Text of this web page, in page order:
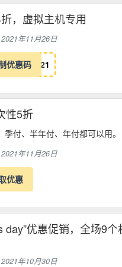
，虚拟主机专用
2021年11月26日
优惠码 21
性5折
季付、半年付、年付都可以用。
2021年11月26日
优惠
day”优惠促销，全场9
2021年10月30日